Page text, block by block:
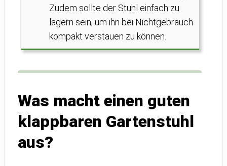
Zudem sollte der Stuhl einfach zu
lagern sein, um ihn bei Nichtgebrauch
kompakt verstauen zu können.
Was macht einen guten
klappbaren Gartenstuhl
aus?